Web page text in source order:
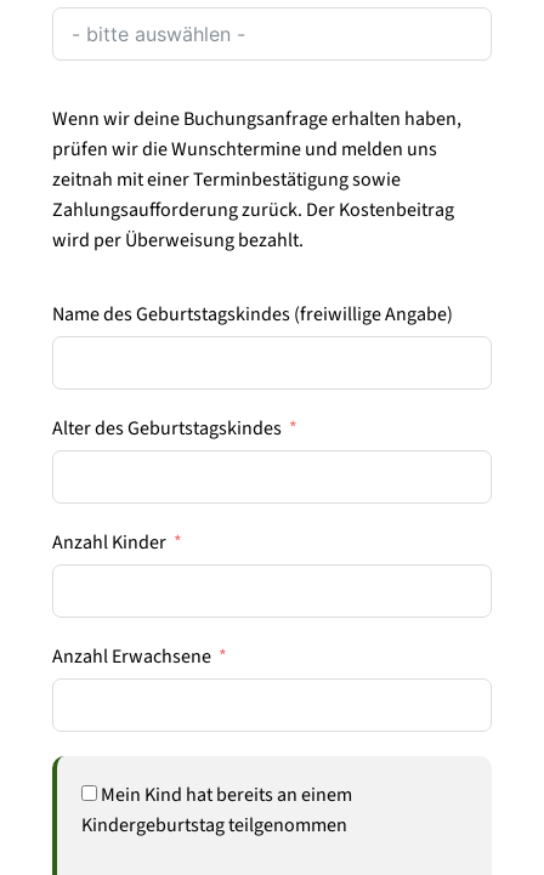
Wenn wir deine Buchungsanfrage erhalten haben,
prüfen wir die Wunschtermine und melden uns
zeitnah mit einer Terminbestätigung sowie
Zahlungsaufforderung zurück. Der Kostenbeitrag
wird per Überweisung bezahlt.
Name des Geburtstagskindes (freiwillige Angabe)
Alter des Geburtstagskindes
Anzahl Kinder
Anzahl Erwachsene
Mein Kind hat bereits an einem
Kindergeburtstag teilgenommen